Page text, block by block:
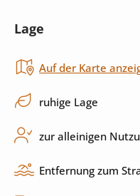
Herd
Außenbereich
Außendusche
Terrasse
Lage
Auf der Karte
ruhige Lage
zur alleinigen
Entfernung zum